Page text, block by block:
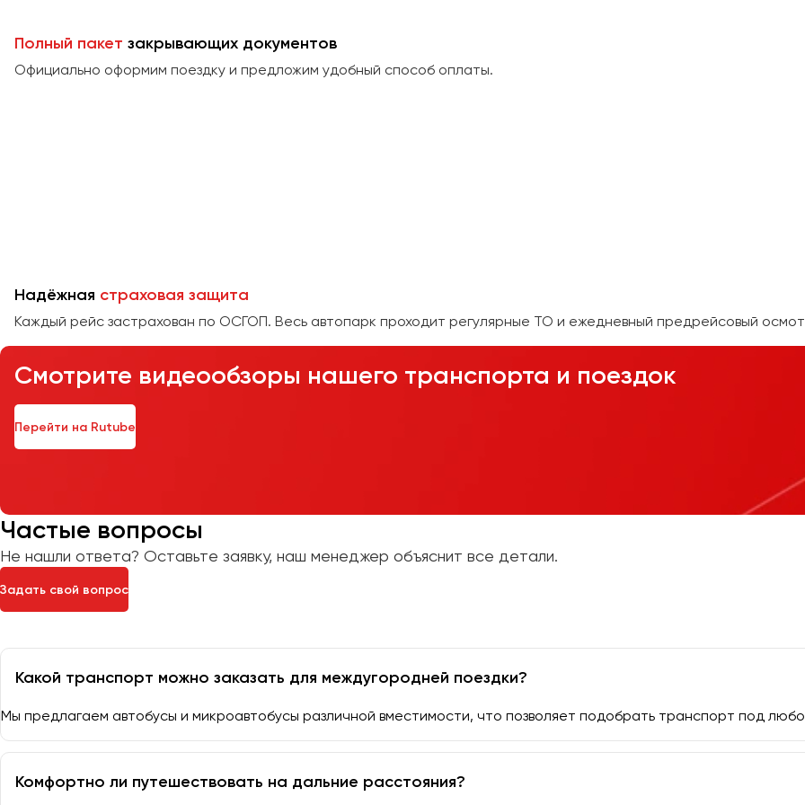
Полный пакет закрывающих документов
Официально оформим поездку и предложим удобный способ оплаты.
Надёжная страховая защита
Каждый рейс застрахован по ОСГОП. Весь автопарк проходит регулярные ТО и ежедневный предрейсовый
Смотрите видеообзоры нашего транспорта и поездок
Перейти на Rutube
Частые вопросы
Не нашли ответа? Оставьте заявку, наш менеджер объяснит все детали.
Задать свой вопрос
Какой транспорт можно заказать для междугородней поездки?
Мы предлагаем автобусы и микроавтобусы различной вместимости, что позволяет подобрать транспорт под
Комфортно ли путешествовать на дальние расстояния?